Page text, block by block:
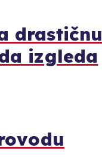
drastičnu
izgleda